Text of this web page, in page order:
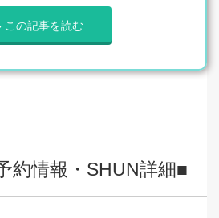
この記事を読む
約情報・SHUN詳細■